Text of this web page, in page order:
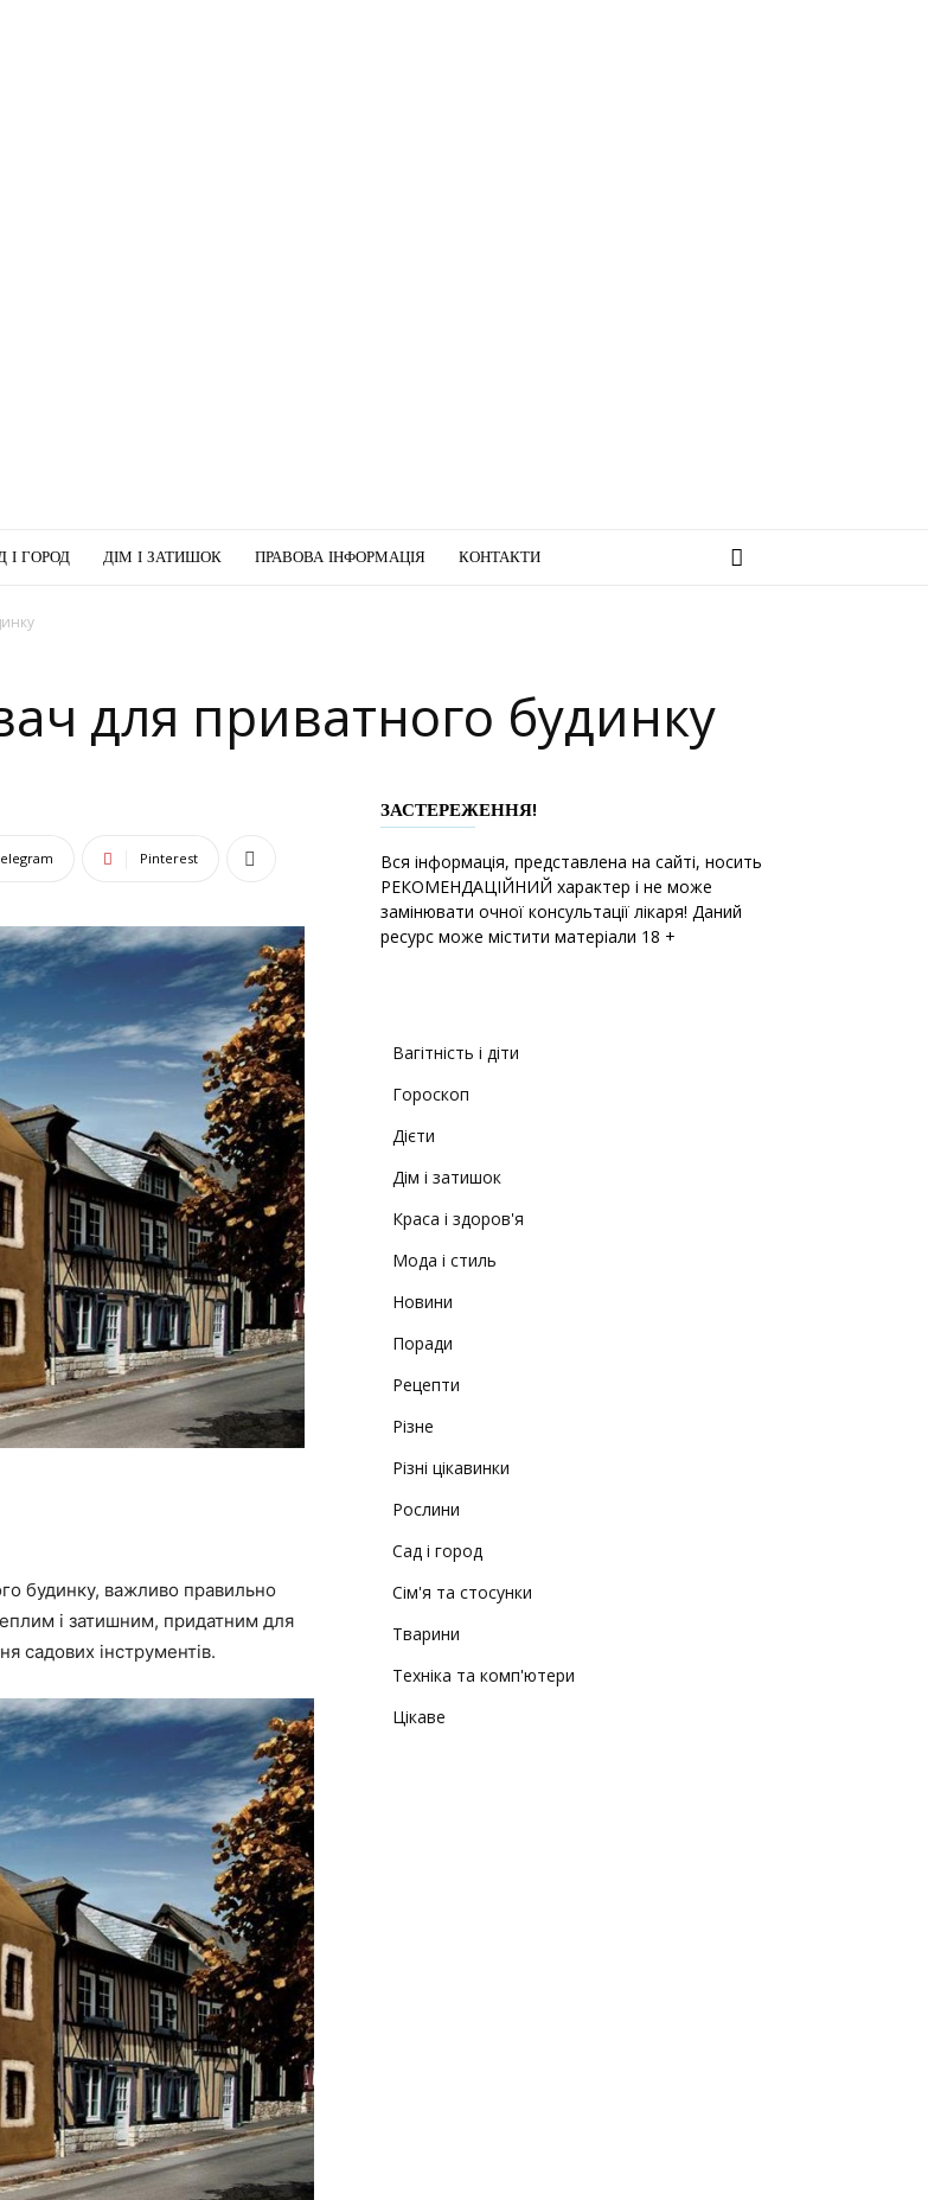
І ГОРОД ДІМ І ЗАТИШОК ПРАВОВА ІНФОРМАЦІЯ КОНТАКТИ
для приватного будинку
Pinterest
будинку, важливо правильно
і затишним, придатним для
садових інструментів.
ЗАСТЕРЕЖЕННЯ!
Вся інформація, представлена на сайті, носить
РЕКОМЕНДАЦІЙНИЙ характер і не може
замінювати очної консультації лікаря! Даний
ресурс може містити матеріали 18 +
Вагітність і діти
Гороскоп
Дієти
Дім і затишок
Краса і здоров'я
Мода і стиль
Новини
Поради
Рецепти
Різне
Різні цікавинки
Рослини
Сад і город
Сім'я та стосунки
Тварини
Техніка та комп'ютери
Цікаве